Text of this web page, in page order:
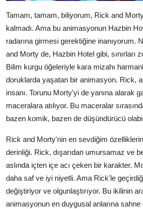
Tamam, tamam, biliyorum, Rick and
kalmadı. Ama bu animasyonun Hazbin
radarına girmesi gerektiğine inanıyorum.
and Morty de, Hazbin Hotel gibi, sınırları
Bilim kurgu öğeleriyle kara mizahı
doruklarda yaşatan bir animasyon. Rick,
insanı. Torunu Morty'yi de yanına alarak
maceralara atılıyor. Bu maceralar
bazen komik, bazen de düşündürücü
Rick and Morty'nin en sevdiğim
derinliği. Rick, dışarıdan umursamaz ve
aslında içten içe acı çeken bir karakter.
daha saf ve iyi niyetli. Ama Rick'le
değiştiriyor ve olgunlaştırıyor. Bu ikilinin
animasyonun en duygusal anlarına